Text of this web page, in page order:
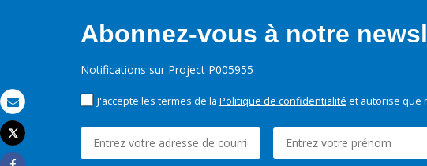
Email
Imprimer
Tweet
Abonnez-vous à notre
Notifications sur Project P005955
J'accepte les termes de la Politique de confidentialité et autorise que